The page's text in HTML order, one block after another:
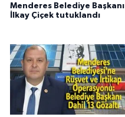
Menderes Belediye Başkanı
İlkay Çiçek tutuklandı